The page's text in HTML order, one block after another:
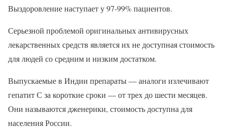
Выздоровление наступает у 97-99% пациентов.
Серьезной проблемой оригинальных антивирусных
лекарственных средств является их не доступная стоимость
для людей со средним и низким достатком.
Выпускаемые в Индии препараты — аналоги излечивают
гепатит С за короткие сроки — от трех до шести месяцев.
Они называются дженерики, стоимость доступна для
населения России.